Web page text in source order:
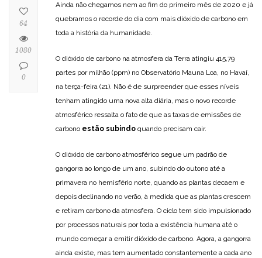
Ainda não chegamos nem ao fim do primeiro mês de 2020 e já
quebramos o recorde do dia com mais dióxido de carbono em
toda a história da humanidade.
O dióxido de carbono na atmosfera da Terra atingiu 415,79
partes por milhão (ppm) no Observatório Mauna Loa, no Havaí,
na terça-feira (21). Não é de surpreender que esses níveis
tenham atingido uma nova alta diária, mas o novo recorde
atmosférico ressalta o fato de que as taxas de emissões de
carbono estão subindo quando precisam cair.
O dióxido de carbono atmosférico segue um padrão de
gangorra ao longo de um ano, subindo do outono até a
primavera no hemisfério norte, quando as plantas decaem e
depois declinando no verão, à medida que as plantas crescem
e retiram carbono da atmosfera. O ciclo tem sido impulsionado
por processos naturais por toda a existência humana até o
mundo começar a emitir dióxido de carbono. Agora, a gangorra
ainda existe, mas tem aumentado constantemente a cada ano
64
1080
0